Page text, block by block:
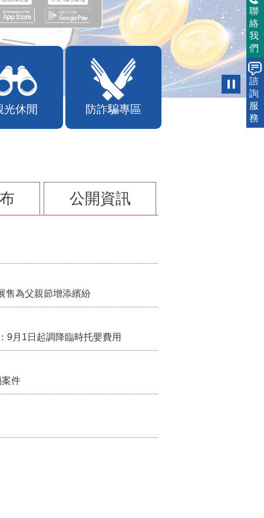
公開資訊
為父親節增添繽紛
9月1日起調降臨時托嬰費用
件
聯
絡
我
們
諮
詢
服
務